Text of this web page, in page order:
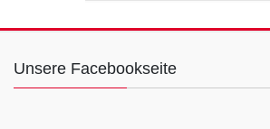
Unsere Facebookseite